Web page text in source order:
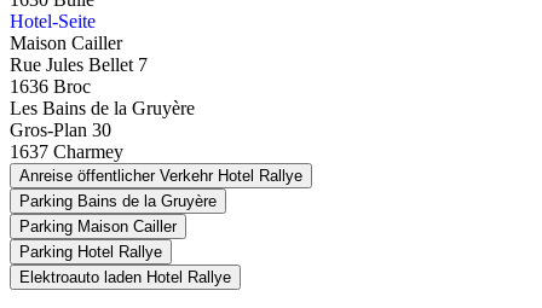
Hotel-Seite
Maison Cailler
Rue Jules Bellet 7
1636 Broc
Les Bains de la Gruyère
Gros-Plan 30
1637 Charmey
Anreise öffentlicher Verkehr Hotel Rallye
Parking Bains de la Gruyère
Parking Maison Cailler
Parking Hotel Rallye
Elektroauto laden Hotel Rallye